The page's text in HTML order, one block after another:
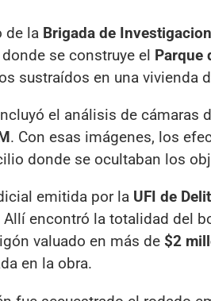
de la Brigada de
se construye el Parque
sustraídos en una vivienda
el análisis de cámaras
. Con esas imágenes, los
donde se ocultaban los
emitida por la UFI de
Allí encontró la totalidad del
valuado en más de $2
en la obra.